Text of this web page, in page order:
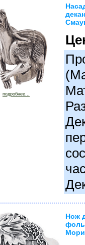
подробнее...
Нож